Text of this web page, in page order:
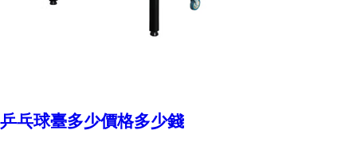
乒乓球臺多少價格多少錢